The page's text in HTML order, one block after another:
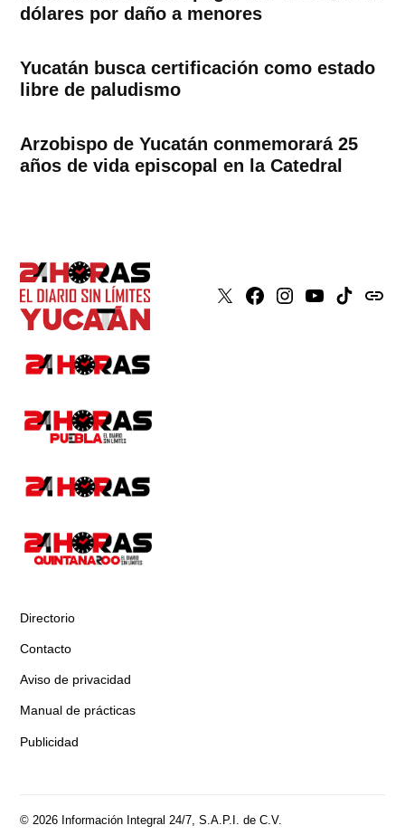
dólares por daño a menores
Yucatán busca certificación como estado
libre de paludismo
Arzobispo de Yucatán conmemorará 25
años de vida episcopal en la Catedral
X Faceboook
Instagram
YoutubeTiktokissuu
Directorio
Contacto
Aviso de privacidad
Manual de prácticas
Publicidad
© 2026 Información Integral 24/7, S.A.P.I. de C.V.